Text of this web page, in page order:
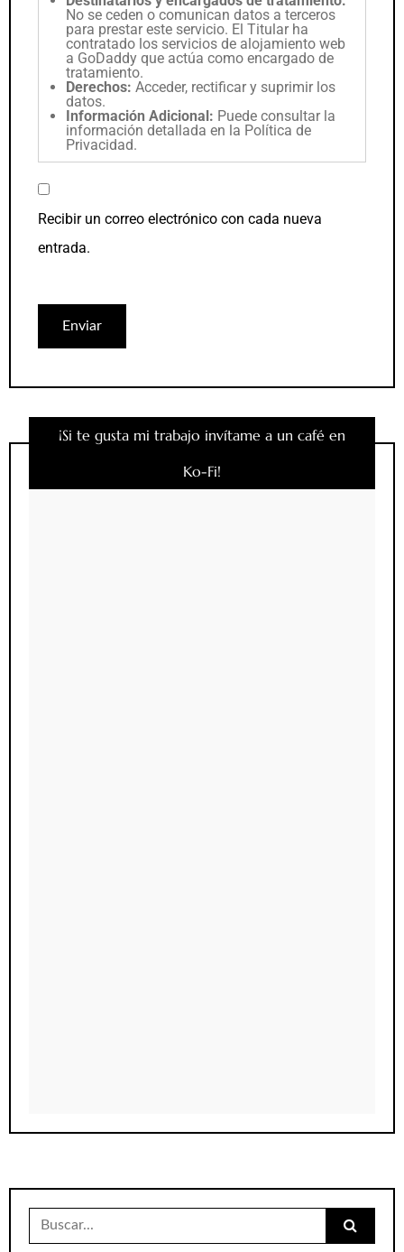
No se ceden o comunican datos a terceros
para prestar este servicio. El Titular ha
contratado los servicios de alojamiento web
a GoDaddy que actúa como encargado de
tratamiento.
Derechos: Acceder, rectificar y suprimir los
datos.
Información Adicional: Puede consultar la
información detallada en la Política de
Privacidad.
Recibir un correo electrónico con cada nueva
entrada.
¡Si te gusta mi trabajo invítame a un café en
Ko-Fi!
Buscar: